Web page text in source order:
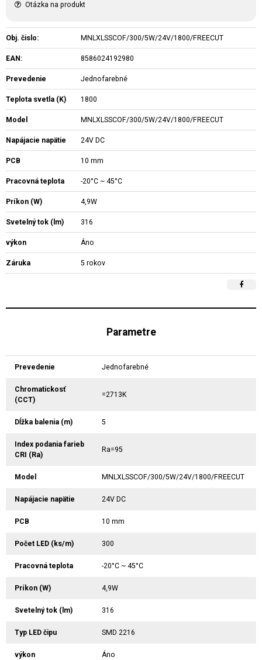
Otázka na produkt
Obj. čislo: MNLXLSSCOF/300/5W/24V/1800/FREECUT
EAN: 8586024192980
Prevedenie Jednofarebné
Teplota svetla (K) 1800
Model MNLXLSSCOF/300/5W/24V/1800/FREECUT
Napájacie napätie 24V DC
PCB 10 mm
Pracovná teplota -20°C ~ 45°C
Príkon (W) 4,9W
Svetelný tok (lm) 316
výkon Áno
Záruka 5 rokov
Parametre
Prevedenie Jednofarebné
Chromatickosť
(CCT)
=2713K
Dĺžka balenia (m) 5
Index podania farieb
CRI (Ra)
Ra=95
Model MNLXLSSCOF/300/5W/24V/1800/FREECUT
Napájacie napätie 24V DC
PCB 10 mm
Počet LED (ks/m) 300
Pracovná teplota -20°C ~ 45°C
Príkon (W) 4,9W
Svetelný tok (lm) 316
Typ LED čipu SMD 2216
výkon Áno